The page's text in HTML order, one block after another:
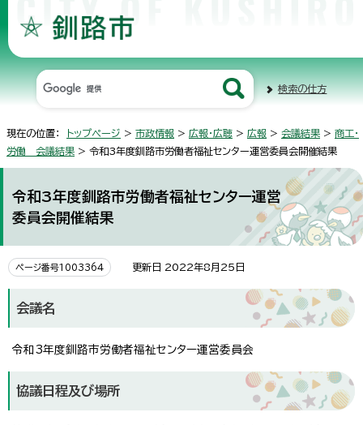
検索の仕方
現在の位置： トップページ > 市政情報 > 広報・広聴 > 広報 > 会議結果 > 商工・
労働 会議結果 > 令和3年度釧路市労働者福祉センター運営委員会開催結果
令和3年度釧路市労働者福祉センター運営
委員会開催結果
ページ番号1003364 更新日 2022年8月25日
会議名
令和3年度釧路市労働者福祉センター運営委員会
協議日程及び場所